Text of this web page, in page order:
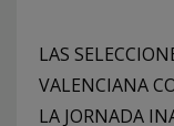
LAS
VALENCIANA
LA JORNADA